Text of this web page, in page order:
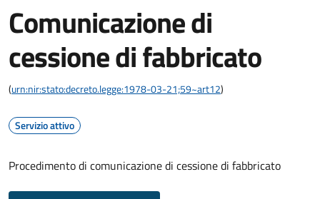
Comunicazione di
cessione di fabbricato
(urn:nir:stato:decreto.legge:1978-03-21;59~art12)
Servizio attivo
Procedimento di comunicazione di cessione di fabbricato